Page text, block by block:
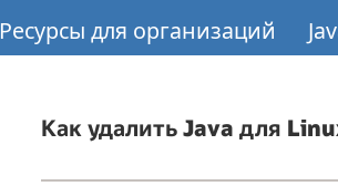
Ресурсы для организаций
Как удалить Java для